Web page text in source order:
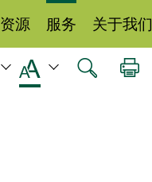
资源 服务 关于我们